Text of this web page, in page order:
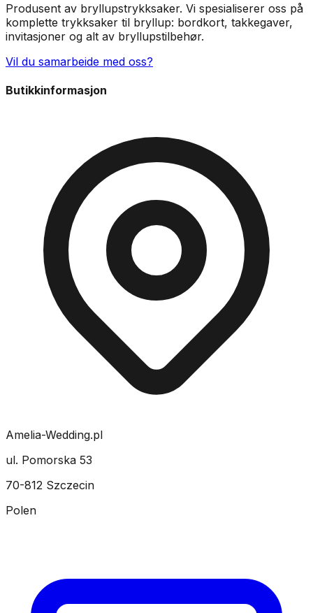
Produsent av bryllupstrykksaker. Vi spesialiserer oss på
komplette trykksaker til bryllup: bordkort, takkegaver,
invitasjoner og alt av bryllupstilbehør.
Vil du samarbeide med oss?
Butikkinformasjon
Amelia-Wedding.pl
ul. Pomorska 53
70-812 Szczecin
Polen